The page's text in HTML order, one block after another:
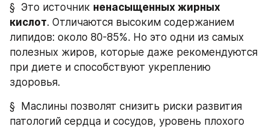
§  Это источник ненасыщенных жирных
кислот. Отличаются высоким содержанием
липидов: около 80-85%. Но это одни из самых
полезных жиров, которые даже рекомендуются
при диете и способствуют укреплению
здоровья.
§  Маслины позволят снизить риски развития
патологий сердца и сосудов, уровень плохого